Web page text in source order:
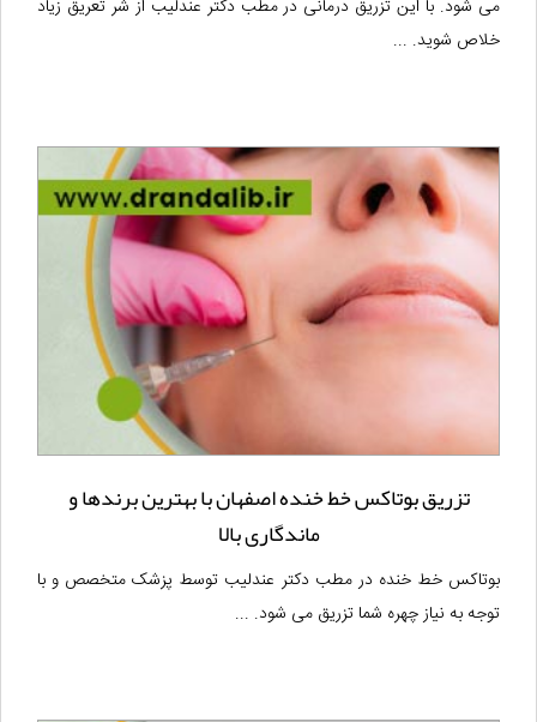
می شود. با این تزریق درمانی در مطب دکتر عندلیب از شر تعریق زیاد
خلاص شوید. ...
تزریق بوتاکس خط خنده اصفهان با بهترین برندها و
ماندگاری بالا
بوتاکس خط خنده در مطب دکتر عندلیب توسط پزشک متخصص و با
توجه به نیاز چهره شما تزریق می شود. ...